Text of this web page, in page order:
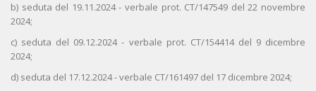
b) seduta del 19.11.2024 - verbale prot. CT/147549 del 22 novembre
2024;
c) seduta del 09.12.2024 - verbale prot. CT/154414 del 9 dicembre
2024;
d) seduta del 17.12.2024 - verbale CT/161497 del 17 dicembre 2024;